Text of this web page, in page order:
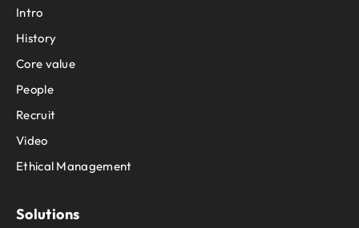
Intro
History
Core value
People
Recruit
Video
Ethical Management
Solutions